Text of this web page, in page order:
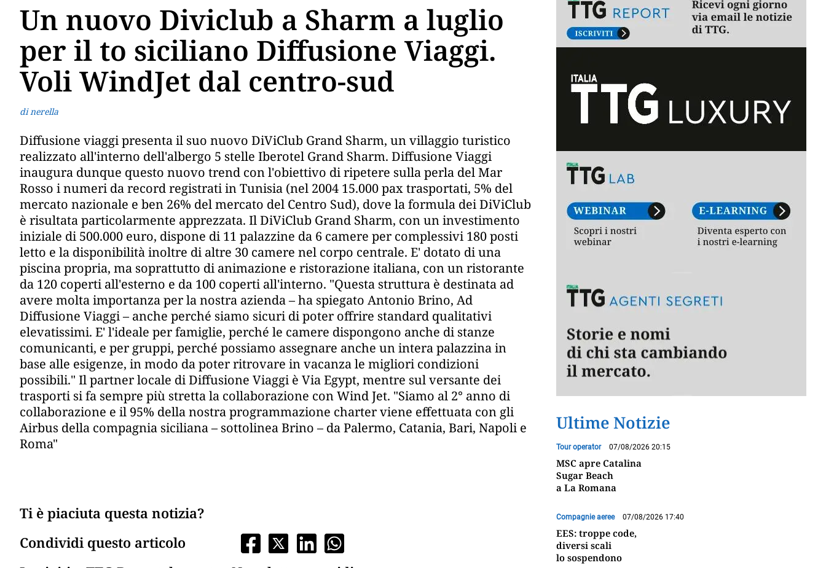
Un nuovo Diviclub a Sharm a luglio
per il to siciliano Diffusione Viaggi.
Voli WindJet dal centro-sud
di nerella
Diffusione viaggi presenta il suo nuovo DiViClub Grand Sharm, un villaggio turistico
realizzato all'interno dell'albergo 5 stelle Iberotel Grand Sharm. Diffusione Viaggi
inaugura dunque questo nuovo trend con l'obiettivo di ripetere sulla perla del Mar
Rosso i numeri da record registrati in Tunisia (nel 2004 15.000 pax trasportati, 5% del
mercato nazionale e ben 26% del mercato del Centro Sud), dove la formula dei DiViClub
è risultata particolarmente apprezzata. Il DiViClub Grand Sharm, con un investimento
iniziale di 500.000 euro, dispone di 11 palazzine da 6 camere per complessivi 180 posti
letto e la disponibilità inoltre di altre 30 camere nel corpo centrale. E' dotato di una
piscina propria, ma soprattutto di animazione e ristorazione italiana, con un ristorante
da 120 coperti all'esterno e da 100 coperti all'interno. "Questa struttura è destinata ad
avere molta importanza per la nostra azienda – ha spiegato Antonio Brino, Ad
Diffusione Viaggi – anche perché siamo sicuri di poter offrire standard qualitativi
elevatissimi. E' l'ideale per famiglie, perché le camere dispongono anche di stanze
comunicanti, e per gruppi, perché possiamo assegnare anche un intera palazzina in
base alle esigenze, in modo da poter ritrovare in vacanza le migliori condizioni
possibili." Il partner locale di Diffusione Viaggi è Via Egypt, mentre sul versante dei
trasporti si fa sempre più stretta la collaborazione con Wind Jet. "Siamo al 2° anno di
collaborazione e il 95% della nostra programmazione charter viene effettuata con gli
Airbus della compagnia siciliana – sottolinea Brino – da Palermo, Catania, Bari, Napoli e
Roma"
Ti è piaciuta questa notizia?
Condividi questo articolo
Ultime Notizie
Tour operator 07/08/2026 20:15
MSC apre Catalina
Sugar Beach
a La Romana
Compagnie aeree 07/08/2026 17:40
EES: troppe code,
diversi scali
lo sospendono